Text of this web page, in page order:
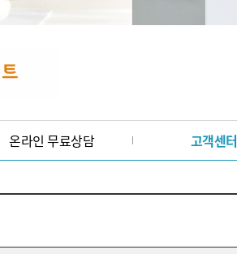
온라인 무료상담 고객센터